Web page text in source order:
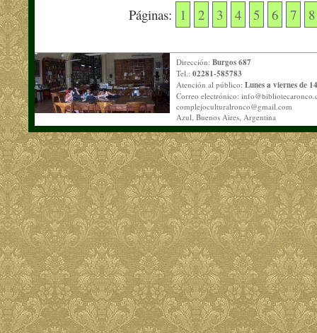
Páginas: 1 2 3 4 5 6 7 8
Dirección: Burgos 687
Tel.: 02281-585783
Atención al público: Lunes a viernes de
Correo electrónico:
complejoculturalronco@gmail.com
Azul, Buenos Aires, Argentina